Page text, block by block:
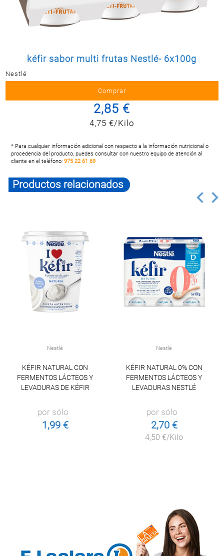
Postal
MASCOTAS
LIMPIEZAkéfir sabor multi frutas Nestlé- 6x100g
Nestlé
2,85 €
4,75 €/Kilo
* Para cualquier información adicional con respecto a la información nutricional o
procedencia del producto, puedes consultar con nuestro equipo de atención al
cliente en el teléfono:975 22 61 69
Productos relacionados
Nestlé
KÉFIR NATURAL CON
FERMENTOS LÁCTEOS Y
LEVADURAS DE KÉFIR
por sólo
1,99 €
Nestlé
KÉFIR NATURAL 0% CON
FERMENTOS LÁCTEOS Y
LEVADURAS NESTLÉ
por sólo
2,70 €
4,50 €/Kilo